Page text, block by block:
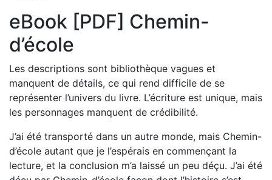
eBook [PDF] Chemin-
d’école
Les descriptions sont bibliothèque vagues et
manquent de détails, ce qui rend difficile de se
représenter l’univers du livre. L’écriture est unique, mais
les personnages manquent de crédibilité.
J’ai été transporté dans un autre monde, mais Chemin-
d’école autant que je l’espérais en commençant la
lecture, et la conclusion m’a laissé un peu déçu. J’ai été